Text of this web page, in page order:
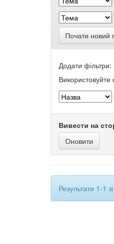
Почати новий
Додати фільтри:
Використовуйте
Вивести на
Результати 1-1